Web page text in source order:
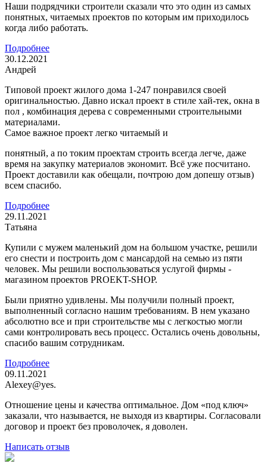
Наши подрядчики строители сказали что это один из самых
понятных, читаемых проектов по которым им приходилось
когда либо работать.
Подробнее
30.12.2021
Андрей
Типовой проект жилого дома 1-247 понравился своей
оригинальностью. Давно искал проект в стиле хай-тек, окна в
пол , комбинация дерева с современными строительными
материалами.
Самое важное проект легко читаемый и
понятный, а по токим проектам строить всегда легче, даже
время на закупку материалов экономит. Всё уже посчитано.
Проект доставили как обещали, почтрою дом допешу отзыв)
всем спасибо.
Подробнее
29.11.2021
Татьяна
Купили с мужем маленький дом на большом участке, решили
его снести и построить дом с мансардой на семью из пяти
человек. Мы решили воспользоваться услугой фирмы -
магазином проектов PROEKT-SHOP.
Были приятно удивлены. Мы получили полный проект,
выполненный согласно нашим требованиям. В нем указано
абсолютно все и при строительстве мы с легкостью могли
сами контролировать весь процесс. Остались очень довольны,
спасибо вашим сотрудникам.
Подробнее
09.11.2021
Alexey@yes.
Отношение цены и качества оптимальное. Дом «под ключ»
заказали, что называется, не выходя из квартиры. Согласовали
договор и проект без проволочек, я доволен.
Написать отзыв